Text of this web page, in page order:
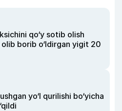
qo‘y sotib olish
borib o‘ldirgan yigit 20
yo‘l qurilishi bo‘yicha